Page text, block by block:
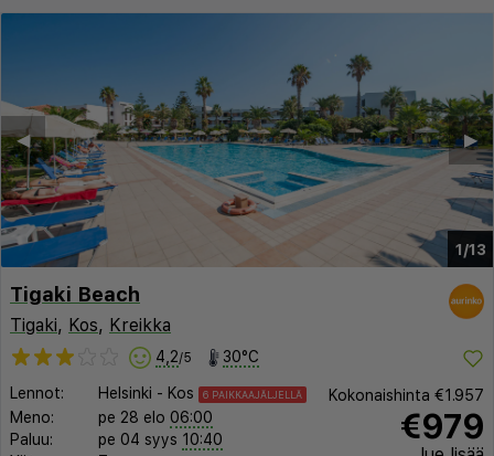
1/13
▶︎
◀︎
Tigaki Beach
Tigaki, Kos, Kreikka
4,2/5 30°C
Lennot: Helsinki - Kos 6 PAIKKAAJÄLJELLÄ
Meno: pe 28 elo 06:00
Paluu:
pe 04 syys 10:40
Kokonaishinta €1.957
€979